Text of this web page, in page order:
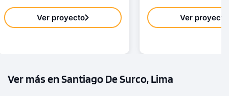
Ver proyecto Ver proyecto
Ver más en Santiago De Surco, Lima